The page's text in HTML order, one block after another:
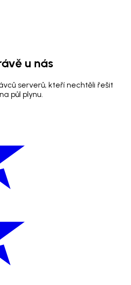
u nás
serverů, kteří nechtěli řešit
půl plynu.